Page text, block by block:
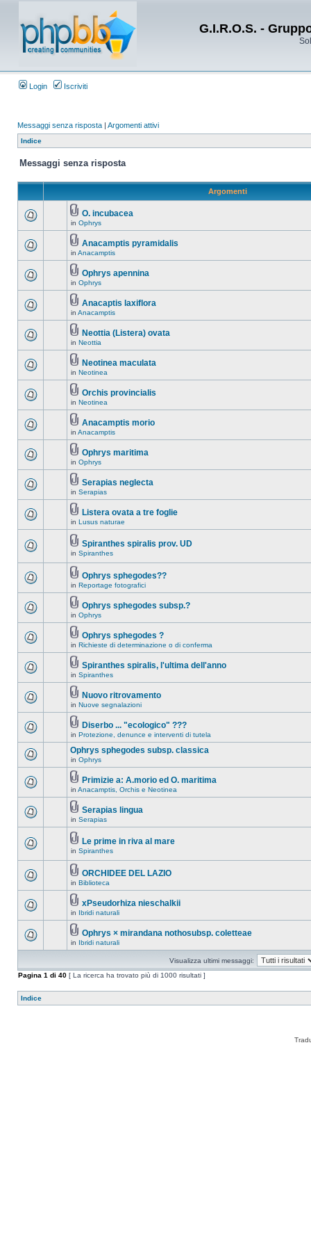
G.I.R.O.S. -
Login Iscriviti
Messaggi senza risposta | Argomenti attivi
Indice
Messaggi senza risposta
Argomenti
O. incubacea
in Ophrys
Anacamptis pyramidalis
in Anacamptis
Ophrys apennina
in Ophrys
Anacaptis laxiflora
in Anacamptis
Neottia (Listera) ovata
in Neottia
Neotinea maculata
in Neotinea
Orchis provincialis
in Neotinea
Anacamptis morio
in Anacamptis
Ophrys maritima
in Ophrys
Serapias neglecta
in Serapias
Listera ovata a tre foglie
in Lusus naturae
Spiranthes spiralis prov. UD
in Spiranthes
Ophrys sphegodes??
in Reportage fotografici
Ophrys sphegodes subsp.?
in Ophrys
Ophrys sphegodes ?
in Richieste di determinazione o di conferma
Spiranthes spiralis, l'ultima dell'anno
in Spiranthes
Nuovo ritrovamento
in Nuove segnalazioni
Diserbo ... "ecologico" ???
in Protezione, denunce e interventi di tutela
Ophrys sphegodes subsp. classica
in Ophrys
Primizie a: A.morio ed O. maritima
in Anacamptis, Orchis e Neotinea
Serapias lingua
in Serapias
Le prime in riva al mare
in Spiranthes
ORCHIDEE DEL LAZIO
in Biblioteca
xPseudorhiza nieschalkii
in Ibridi naturali
Ophrys × mirandana nothosubsp. coletteae
in Ibridi naturali
Visualizza ultimi messaggi:
Pagina 1 di 40 [ La ricerca ha trovato più di 1000 risultati ]
Indice